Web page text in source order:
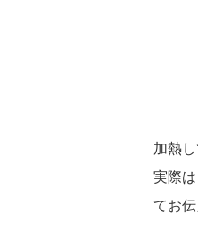
加熱
実際
てお伝